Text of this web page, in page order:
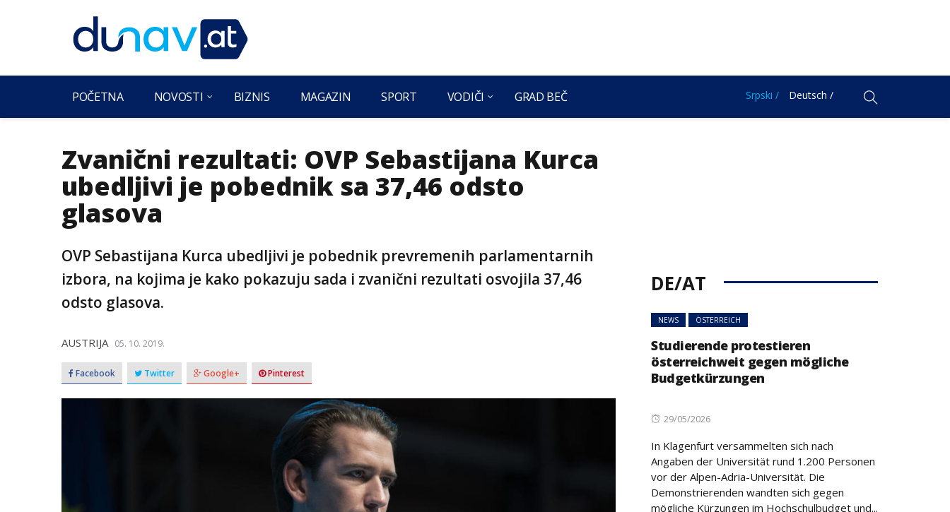
POČETNA NOVOSTI BIZNIS MAGAZIN SPORT VODIČI GRAD BEČ Srpski / Deutsch /
Zvanični rezultati: OVP Sebastijana Kurca
ubedljivi je pobednik sa 37,46 odsto
glasova
OVP Sebastijana Kurca ubedljivi je pobednik prevremenih parlamentarnih
izbora, na kojima je kako pokazuju sada i zvanični rezultati osvojila 37,46
odsto glasova.
AUSTRIJA 05. 10. 2019.
Facebook Twitter Google+ Pinterest
DE/AT
NEWS ÖSTERREICH
Studierende protestieren
österreichweit gegen mögliche
Budgetkürzungen
Posted
29/05/2026
In Klagenfurt versammelten sich nach
Angaben der Universität rund 1.200 Personen
vor der Alpen-Adria-Universität. Die
Demonstrierenden wandten sich gegen
mögliche Kürzungen im Hochschulbudget und...